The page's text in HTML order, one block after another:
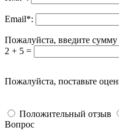
Email*:
Пожалуйста, введите сумму
2 + 5 =
Пожалуйста, поставьте
Положительный отзыв
Вопрос